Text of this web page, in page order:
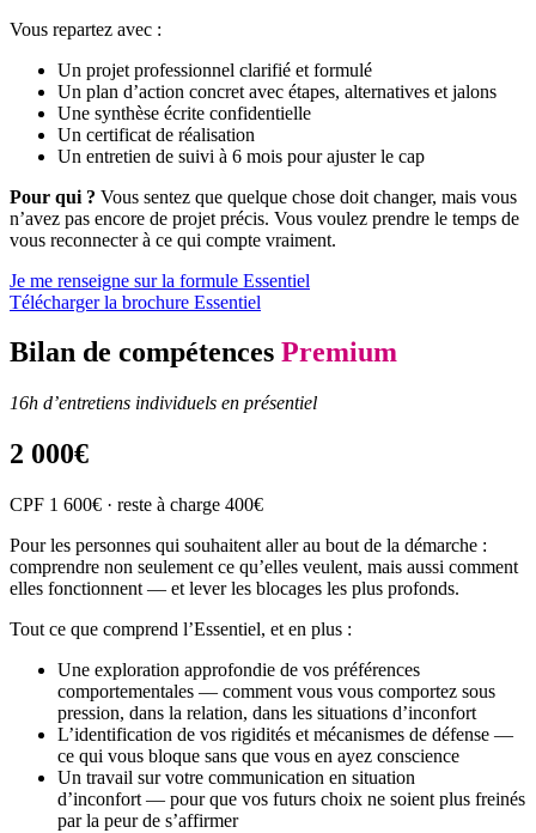
Vous repartez avec :
Un projet professionnel clarifié et formulé
Un plan d’action concret avec étapes, alternatives et jalons
Une synthèse écrite confidentielle
Un certificat de réalisation
Un entretien de suivi à 6 mois pour ajuster le cap
Pour qui ? Vous sentez que quelque chose doit changer, mais vous
n’avez pas encore de projet précis. Vous voulez prendre le temps de
vous reconnecter à ce qui compte vraiment.
Je me renseigne sur la formule Essentiel
Télécharger la brochure Essentiel
Bilan de compétences Premium
16h d’entretiens individuels en présentiel
2 000€
CPF 1 600€ · reste à charge 400€
Pour les personnes qui souhaitent aller au bout de la démarche :
comprendre non seulement ce qu’elles veulent, mais aussi comment
elles fonctionnent — et lever les blocages les plus profonds.
Tout ce que comprend l’Essentiel, et en plus :
Une exploration approfondie de vos préférences
comportementales — comment vous vous comportez sous
pression, dans la relation, dans les situations d’inconfort
L’identification de vos rigidités et mécanismes de défense —
ce qui vous bloque sans que vous en ayez conscience
Un travail sur votre communication en situation
d’inconfort — pour que vos futurs choix ne soient plus freinés
par la peur de s’affirmer